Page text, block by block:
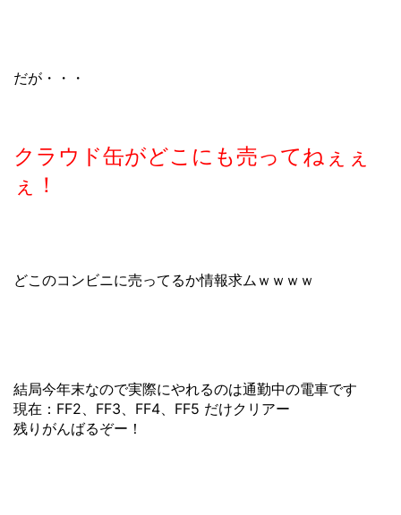
だが・・・
クラウド缶がどこにも売ってねぇぇ
ぇ！
どこのコンビニに売ってるか情報求ムｗｗｗｗ
結局今年末なので実際にやれるのは通勤中の電車です
現在：FF2、FF3、FF4、FF5 だけクリアー
残りがんばるぞー！